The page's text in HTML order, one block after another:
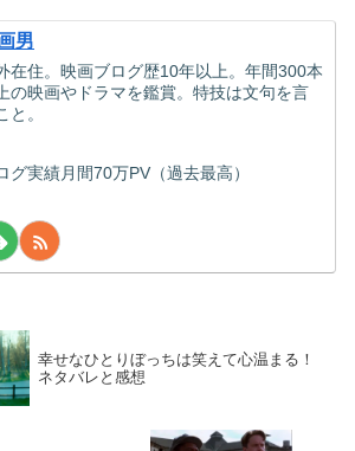
男
在住。映画ブログ歴10年以上。年間300本
の映画やドラマを鑑賞。特技は文句を言
と。
グ実績月間70万PV（過去最高）
幸せなひとりぼっちは笑えて心温まる！
ネタバレと感想